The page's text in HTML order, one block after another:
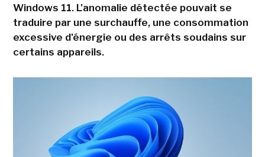
Windows 11. L'anomalie détectée pouvait se
traduire par une surchauffe, une consommation
excessive d'énergie ou des arrêts soudains sur
certains appareils.